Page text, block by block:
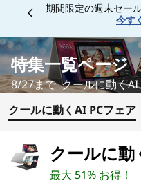
k
P
a
d
3
期間限定の週末セー
今す
特集一覧ページ
8/27まで クールに動くAI
クールに動くAI PCフェア
クールに
最大 51% お得！